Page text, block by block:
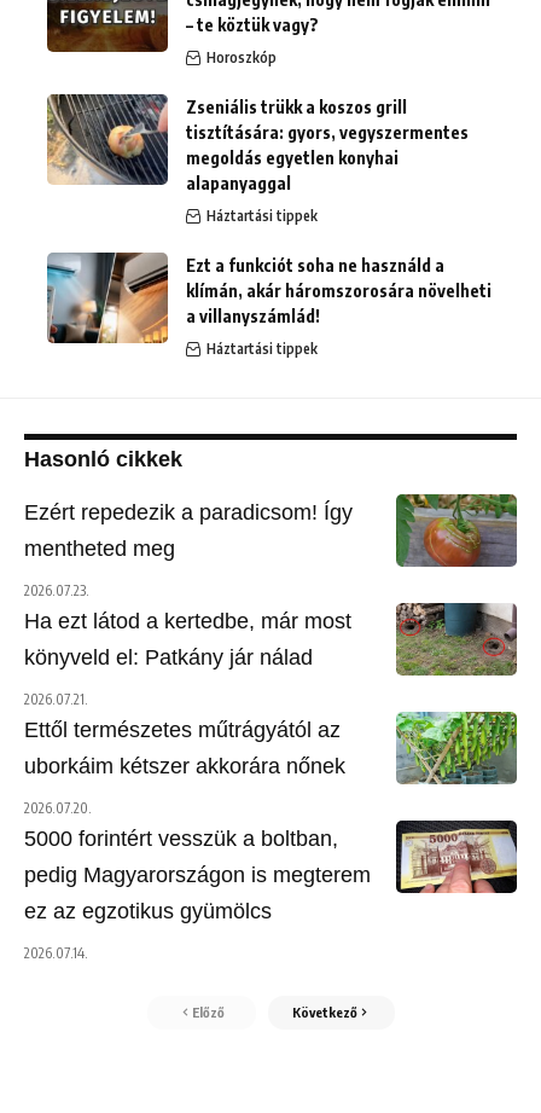
– te köztük vagy?
Horoszkóp
Zseniális trükk a koszos grill
tisztítására: gyors, vegyszermentes
megoldás egyetlen konyhai
alapanyaggal
Háztartási tippek
Ezt a funkciót soha ne használd a
klímán, akár háromszorosára növelheti
a villanyszámlád!
Háztartási tippek
Hasonló cikkek
Ezért repedezik a paradicsom! Így
mentheted meg
2026.07.23.
Ha ezt látod a kertedbe, már most
könyveld el: Patkány jár nálad
2026.07.21.
Ettől természetes műtrágyától az
uborkáim kétszer akkorára nőnek
2026.07.20.
5000 forintért vesszük a boltban,
pedig Magyarországon is megterem
ez az egzotikus gyümölcs
2026.07.14.
Előző Következő